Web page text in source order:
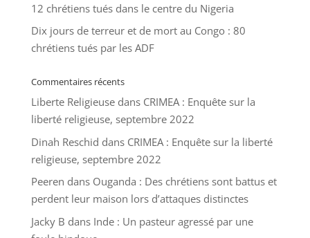
12 chrétiens tués dans le centre du Nigeria
Dix jours de terreur et de mort au Congo : 80
chrétiens tués par les ADF
Commentaires récents
Liberte Religieusedans CRIMEA : Enquête sur la
liberté religieuse, septembre 2022
Dinah Reschid dans CRIMEA : Enquête sur la liberté
religieuse, septembre 2022
Peeren dans Ouganda : Des chrétiens sont battus et
perdent leur maison lors d’attaques distinctes
Jacky B dans Inde : Un pasteur agressé par une